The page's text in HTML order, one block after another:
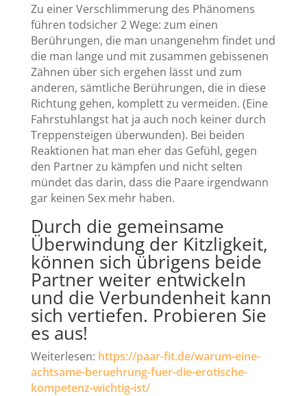
Zu einer Verschlimmerung des Phänomens
führen todsicher 2 Wege: zum einen
Berührungen, die man unangenehm findet und
die man lange und mit zusammen gebissenen
Zähnen über sich ergehen lässt und zum
anderen, sämtliche Berührungen, die in diese
Richtung gehen, komplett zu vermeiden. (Eine
Fahrstuhlangst hat ja auch noch keiner durch
Treppensteigen überwunden). Bei beiden
Reaktionen hat man eher das Gefühl, gegen
den Partner zu kämpfen und nicht selten
mündet das darin, dass die Paare irgendwann
gar keinen Sex mehr haben.
Durch die gemeinsame
Überwindung der Kitzligkeit,
können sich übrigens beide
Partner weiter entwickeln
und die Verbundenheit kann
sich vertiefen. Probieren Sie
es aus!
Weiterlesen: https://paar-fit.de/warum-eine-
achtsame-beruehrung-fuer-die-erotische-
kompetenz-wichtig-ist/